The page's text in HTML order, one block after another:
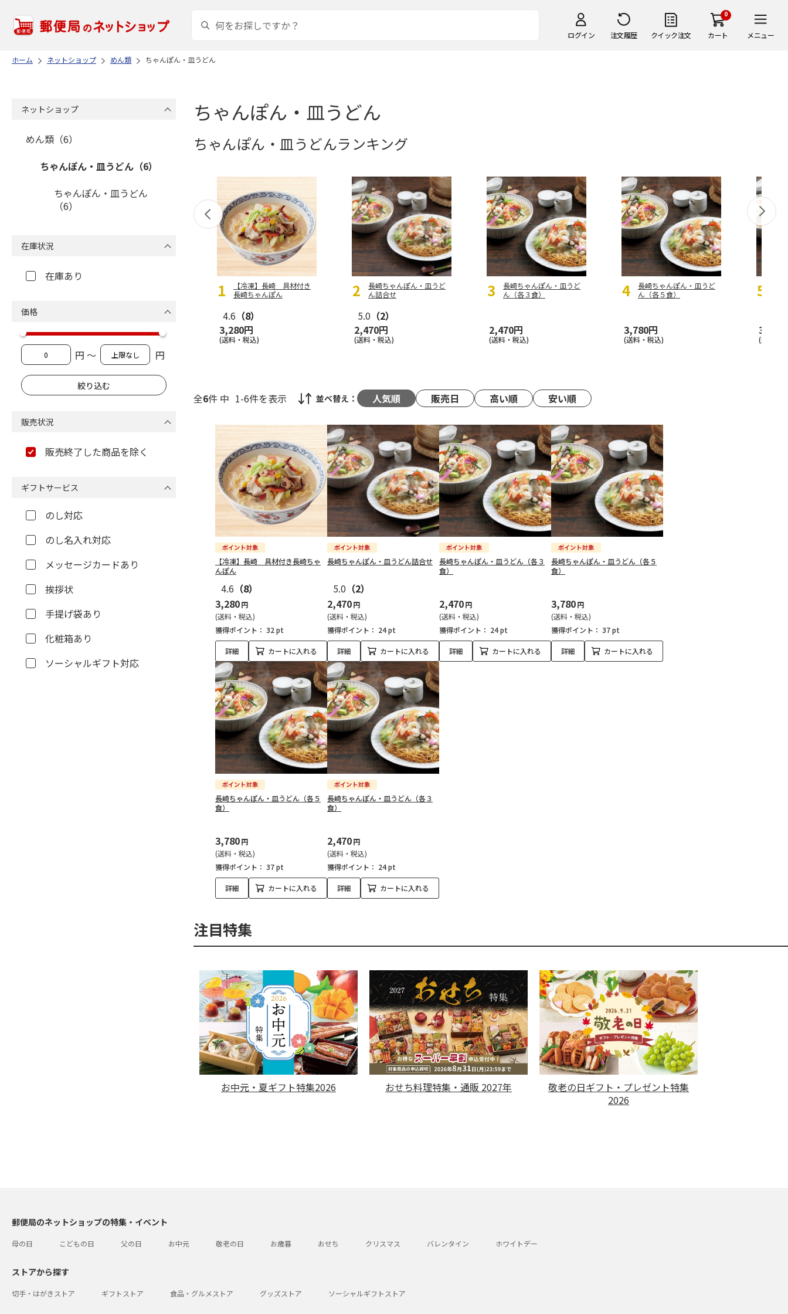
ログイン 注文履歴 クイック注文
0
カート メニュー
ホーム ネットショップ めん類 ちゃんぽん・皿うどん
ちゃんぽん・皿うどん
ちゃんぽん・皿うどんランキング
【冷凍】長崎 具材付き
長崎ちゃんぽん
4.6 （8）
3,280円
(送料・税込)
長崎ちゃんぽん・皿うど
ん詰合せ
5.0 （2）
2,470円
(送料・税込)
長崎ちゃんぽん・皿うど
ん（各３食）
2,470円
(送料・税込)
長崎ちゃんぽん・皿うど
ん（各５食）
3,780円
(送料・税込)
3,780
(送料・
全6件 中 1-6件を表示 並べ替え： 人気順 販売日 高い順 安い順
【冷凍】長崎 具材付き長崎ちゃ
んぽん
4.6 （8）
3,280円
(送料・税込)
獲得ポイント： 32 pt
詳細 カートに入れる
長崎ちゃんぽん・皿うどん詰合せ
5.0 （2）
2,470円
(送料・税込)
獲得ポイント： 24 pt
詳細 カートに入れる
長崎ちゃんぽん・皿うどん（各３
食）
2,470円
(送料・税込)
獲得ポイント： 24 pt
詳細 カートに入れる
長崎ちゃんぽん・皿うどん（各５
食）
3,780円
(送料・税込)
獲得ポイント： 37 pt
詳細 カートに入れる
長崎ちゃんぽん・皿うどん（各５
食）
3,780円
(送料・税込)
獲得ポイント： 37 pt
詳細 カートに入れる
長崎ちゃんぽん・皿うどん（各３
食）
2,470円
(送料・税込)
獲得ポイント： 24 pt
詳細 カートに入れる
注目特集
お中元・夏ギフト特集2026 おせち料理特集・通販 2027年
敬老の日ギフト・プレゼント特集
2026
ネットショップ
めん類（6）
ちゃんぽん・皿うどん（6）
ちゃんぽん・皿うどん
（6）
在庫状況
在庫あり
価格
円 ～ 円
販売状況
販売終了した商品を除く
ギフトサービス
のし対応
のし名入れ対応
メッセージカードあり
挨拶状
手提げ袋あり
化粧箱あり
ソーシャルギフト対応
郵便局のネットショップの特集・イベント
母の日 こどもの日 父の日 お中元 敬老の日 お歳暮 おせち クリスマス バレンタイン ホワイトデー
ストアから探す
切手・はがきストア ギフトストア 食品・グルメストア グッズストア ソーシャルギフトストア